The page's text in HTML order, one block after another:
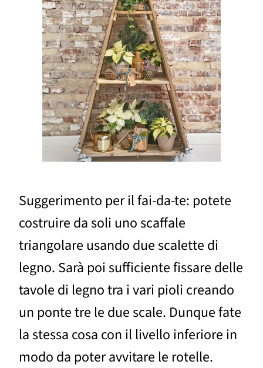
Suggerimento per il fai-da-te: potete
costruire da soli uno scaffale
triangolare usando due scalette di
legno. Sarà poi sufficiente fissare delle
tavole di legno tra i vari pioli creando
un ponte tre le due scale. Dunque fate
la stessa cosa con il livello inferiore in
modo da poter avvitare le rotelle.